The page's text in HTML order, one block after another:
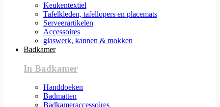
Keukentextiel
Tafelkleden, tafellopers en placemats
Serveerartikelen
Accessoires
glaswerk, kannen & mokken
Badkamer
In Badkamer
Handdoeken
Badmatten
Badkameraccessoires